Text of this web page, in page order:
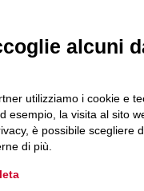
Accedi a
alcuni
utilizziamo i cookie e
esempio, la visita al sito
è possibile scegliere
di più.